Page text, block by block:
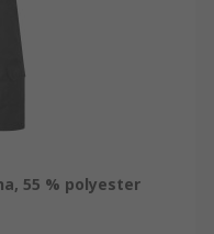
55 % polyester